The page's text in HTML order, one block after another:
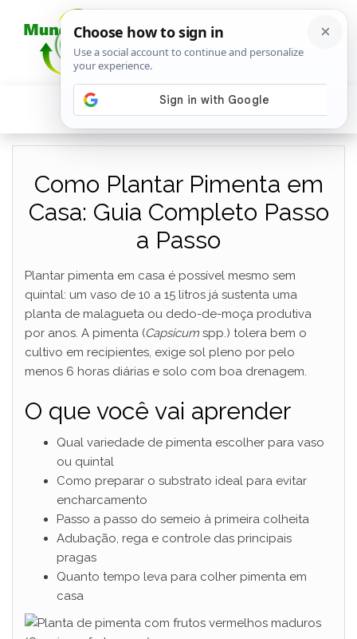
Como Plantar Pimenta em
Casa: Guia Completo Passo
a Passo
Plantar pimenta em casa é possível mesmo sem
quintal: um vaso de 10 a 15 litros já sustenta uma
planta de malagueta ou dedo-de-moça produtiva
por anos. A pimenta (Capsicum spp.) tolera bem o
cultivo em recipientes, exige sol pleno por pelo
menos 6 horas diárias e solo com boa drenagem.
O que você vai aprender
Qual variedade de pimenta escolher para vaso
ou quintal
Como preparar o substrato ideal para evitar
encharcamento
Passo a passo do semeio à primeira colheita
Adubação, rega e controle das principais
pragas
Quanto tempo leva para colher pimenta em
casa